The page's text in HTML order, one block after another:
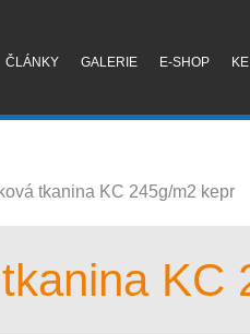
ČLÁNKY GALERIE E-SHOP
tkanina KC 245g/m2 kepr
KC